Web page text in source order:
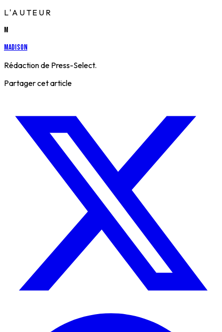
L'AUTEUR
M
Madison
Rédaction de Press-Select.
Partager cet article